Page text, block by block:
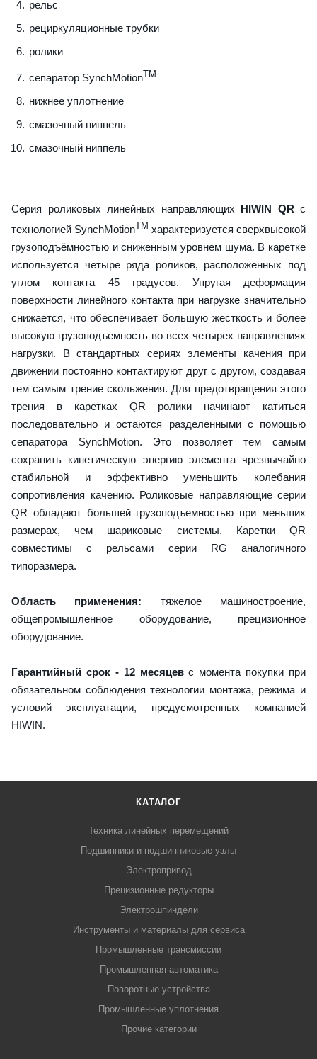
рельс
рециркуляционные трубки
ролики
сепаратор SynchMotion TM
нижнее уплотнение
смазочный ниппель
смазочный ниппель
Серия роликовых линейных направляющих HIWIN QR с
технологией SynchMotion TM характеризуется сверхвысокой
грузоподъёмностью и сниженным уровнем шума. В каретке
используется четыре ряда роликов, расположенных под
углом контакта 45 градусов. Упругая деформация
поверхности линейного контакта при нагрузке значительно
снижается, что обеспечивает большую жесткость и более
высокую грузоподъемность во всех четырех направлениях
нагрузки. В стандартных сериях элементы качения при
движении постоянно контактируют друг с другом, создавая
тем самым трение скольжения. Для предотвращения этого
трения в каретках QR ролики начинают катиться
последовательно и остаются разделенными с помощью
сепаратора SynchMotion. Это позволяет тем самым
сохранить кинетическую энергию элемента чрезвычайно
стабильной и эффективно уменьшить колебания
сопротивления качению. Роликовые направляющие серии
QR обладают большей грузоподъемностью при меньших
размерах, чем шариковые системы. Каретки QR
совместимы с рельсами серии RG аналогичного
типоразмера.
Область применения: тяжелое машиностроение,
общепромышленное оборудование, прецизионное
оборудование.
Гарантийный срок - 12 месяцевс момента покупки при
обязательном соблюдения технологии монтажа, режима и
условий эксплуатации, предусмотренных компанией
HIWIN.
КАТАЛОГ
Техника линейных перемещений
Подшипники и подшипниковые узлы
Электропривод
Прецизионные редукторы
Электрошпиндели
Инструменты и материалы для сервиса
Промышленные трансмиссии
Промышленная автоматика
Поворотные устройства
Промышленные уплотнения
Прочие категории